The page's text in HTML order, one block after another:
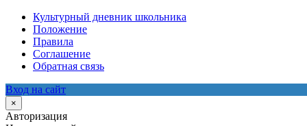
Культурный дневник школьника
Положение
Правила
Соглашение
Обратная связь
Вход на сайт
×
Авторизация